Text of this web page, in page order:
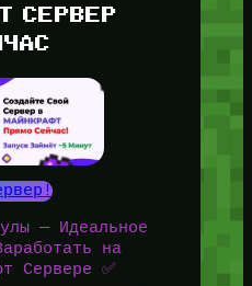
СЕРВЕР
— Идеальное
на
Сервере ✅